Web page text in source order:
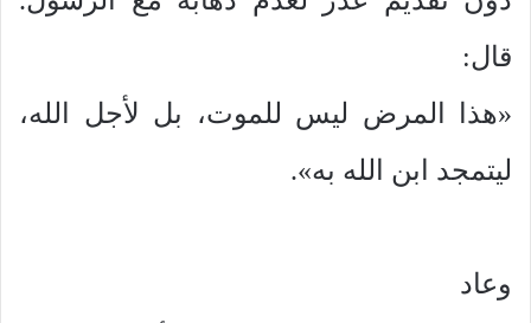
قال:
«هذا المرض ليس للموت، بل لأجل الله،
ليتمجد ابن الله به».
وعاد